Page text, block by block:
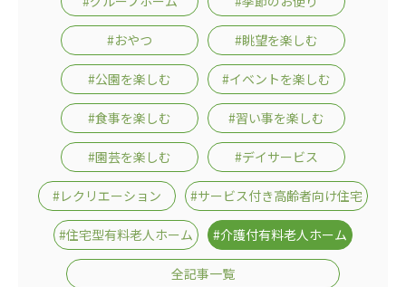
#おやつ #眺望を楽しむ
#公園を楽しむ #イベントを楽しむ
#食事を楽しむ #習い事を楽しむ
#園芸を楽しむ #デイサービス
#レクリエーション #サービス付き高齢者向け住宅
#住宅型有料老人ホーム #介護付有料老人ホーム
全記事一覧